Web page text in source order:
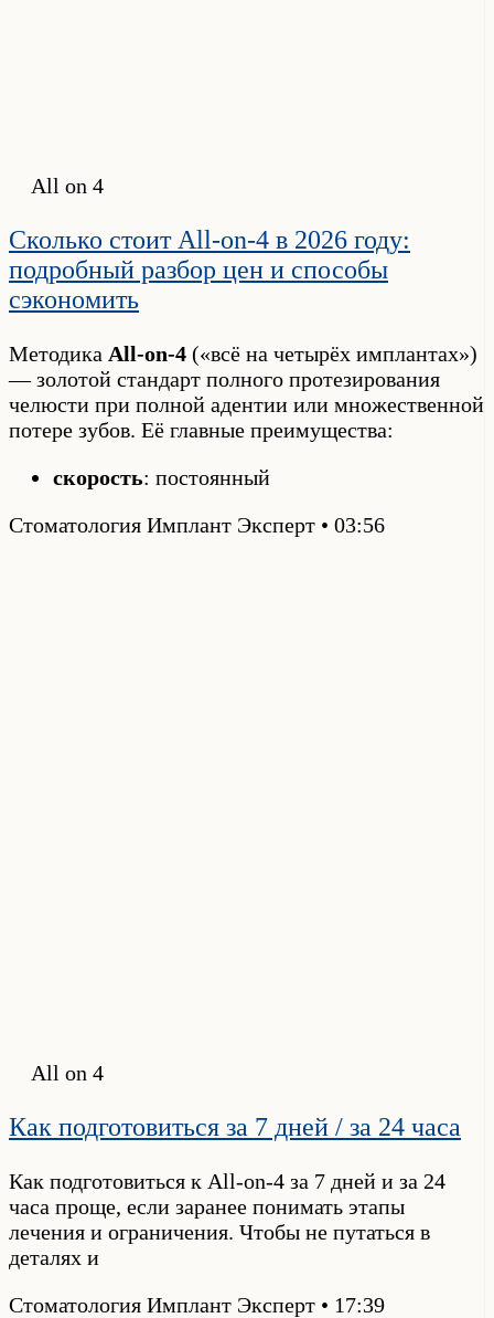
All on 4
Сколько стоит All-on-4 в 2026 году:
подробный разбор цен и способы
сэкономить
Методика All-on-4 («всё на четырёх имплантах»)
— золотой стандарт полного протезирования
челюсти при полной адентии или множественной
потере зубов. Её главные преимущества:
скорость: постоянный
Стоматология Имплант Эксперт
03:56
All on 4
Как подготовиться за 7 дней / за 24 часа
Как подготовиться к All-on-4 за 7 дней и за 24
часа проще, если заранее понимать этапы
лечения и ограничения. Чтобы не путаться в
деталях и
Стоматология Имплант Эксперт
17:39